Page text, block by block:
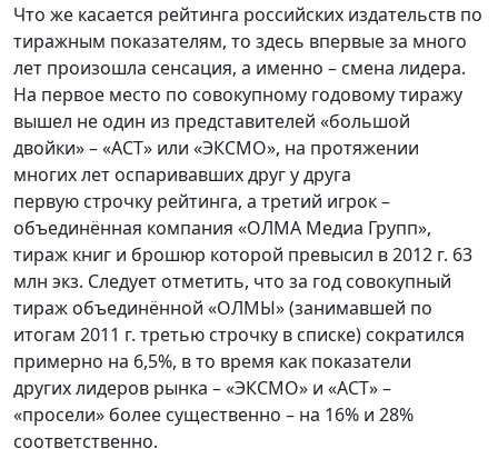
Что же касается рейтинга российских издательств по
тиражным показателям, то здесь впервые за много
лет произошла сенсация, а именно – смена лидера.
На первое место по совокупному годовому тиражу
вышел не один из представителей «большой
двойки» – «АСТ» или «ЭКСМО», на протяжении
многих лет оспаривавших друг у друга
первую строчку рейтинга, а третий игрок –
объединённая компания «ОЛМА Медиа Групп»,
тираж книг и брошюр которой превысил в 2012 г. 63
млн экз. Следует отметить, что за год совокупный
тираж объединённой «ОЛМЫ» (занимавшей по
итогам 2011 г. третью строчку в списке) сократился
примерно на 6,5%, в то время как показатели
других лидеров рынка – «ЭКСМО» и «АСТ» –
«просели» более существенно – на 16% и 28%
соответственно.